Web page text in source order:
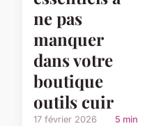
ne pas
manquer
dans votre
boutique
outils cuir
17 février 2026 5 min